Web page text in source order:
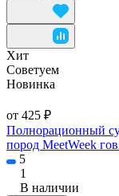
Хит
Советуем
Новинка
от 425 ₽
Полнорационный
пород MeetWeek
5
1
В наличии